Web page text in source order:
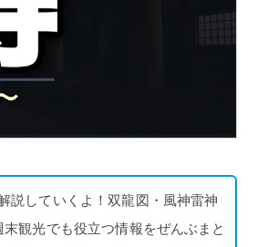
説していくよ！双龍図・風神雷神
観光でも役立つ情報をぜんぶまと